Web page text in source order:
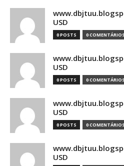
USD
0 POSTS 0 COMENTÁRIOS
USD
0 POSTS 0 COMENTÁRIOS
USD
0 POSTS 0 COMENTÁRIOS
USD